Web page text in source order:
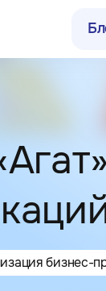
г. Нижний
бизнес-